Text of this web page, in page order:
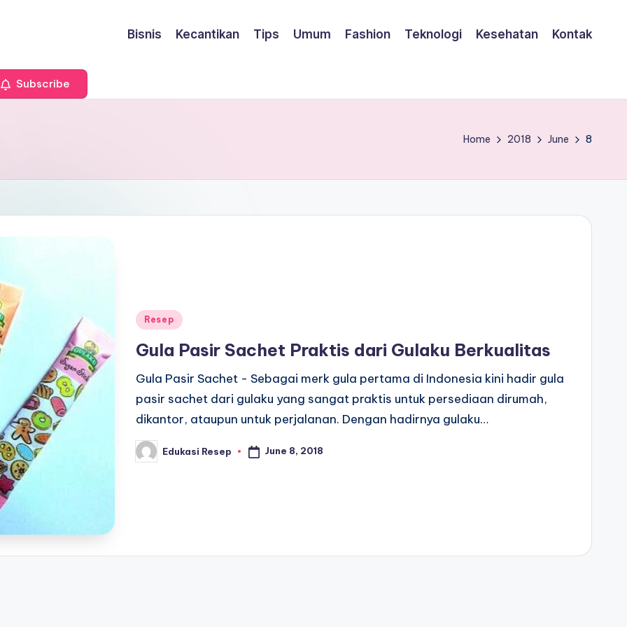
Bisnis Kecantikan Tips Umum Fashion Teknologi Kesehatan Kontak
Subscribe
Home 2018 June 8
Posted
Resep
Gula Pasir Sachet Praktis dari Gulaku Berkualitas
Gula Pasir Sachet - Sebagai merk gula pertama di Indonesia kini hadir gula
pasir sachet dari gulaku yang sangat praktis untuk persediaan dirumah,
dikantor, ataupun untuk perjalanan. Dengan hadirnya gulaku…
Posted
by
Edukasi Resep June 8, 2018